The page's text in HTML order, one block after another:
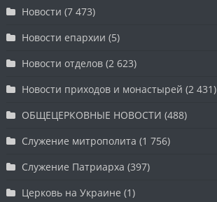
Новости (7 473)
Новости епархии (5)
Новости отделов (2 623)
Новости приходов и монастырей (2 431)
ОБЩЕЦЕРКОВНЫЕ НОВОСТИ (488)
Служение митрополита (1 756)
Служение Патриарха (397)
Церковь на Украине (1)